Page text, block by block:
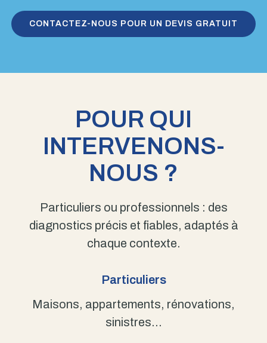
CONTACTEZ-NOUS POUR UN DEVIS GRATUIT
POUR QUI
INTERVENONS-
NOUS ?
Particuliers ou professionnels : des
diagnostics précis et fiables, adaptés à
chaque contexte.
Particuliers
Maisons, appartements, rénovations,
sinistres…